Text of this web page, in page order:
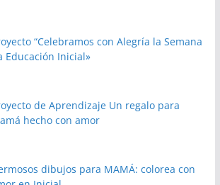
“Celebramos con Alegría la Semana
Educación Inicial»
de Aprendizaje Un regalo para
hecho con amor
dibujos para MAMÁ: colorea con